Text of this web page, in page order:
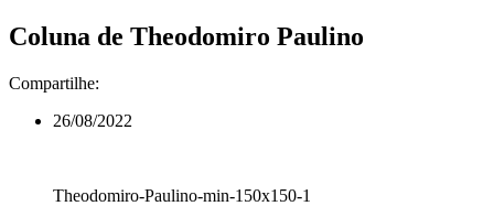
Coluna de Theodomiro Paulino
Compartilhe:
26/08/2022
Theodomiro-Paulino-min-150x150-1